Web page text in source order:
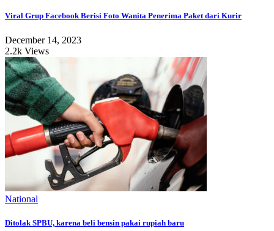
Viral Grup Facebook Berisi Foto Wanita Penerima Paket dari Kurir
December 14, 2023
2.2k Views
National
Ditolak SPBU, karena beli bensin pakai rupiah baru